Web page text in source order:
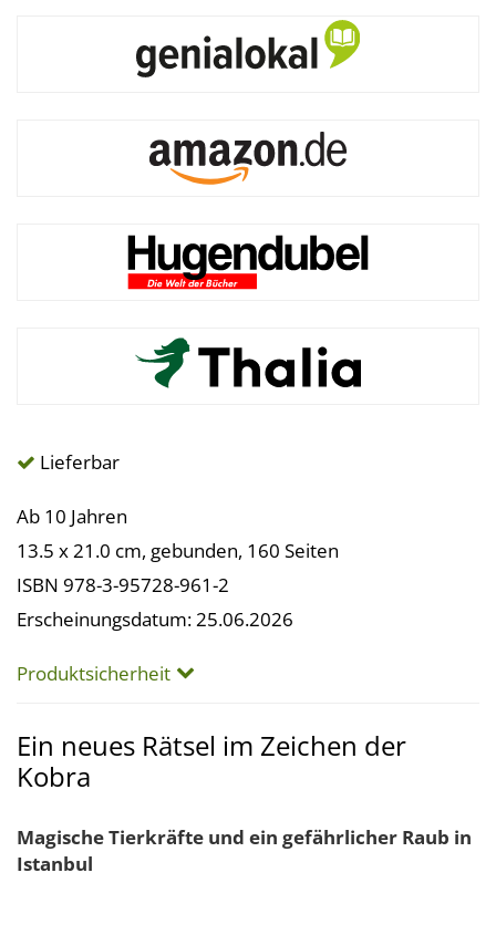
Lieferbar
Ab 10 Jahren
13.5 x 21.0 cm, gebunden, 160 Seiten
ISBN 978-3-95728-961-2
Erscheinungsdatum: 25.06.2026
Produktsicherheit
Ein neues Rätsel im Zeichen der
Kobra
Magische Tierkräfte und ein gefährlicher Raub in
Istanbul